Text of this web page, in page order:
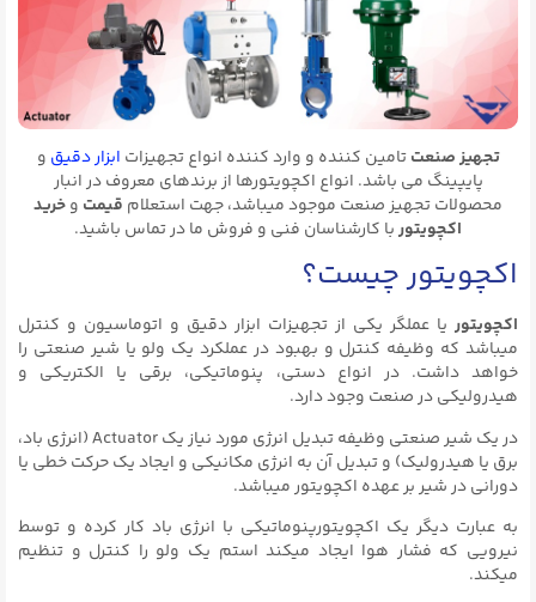
تجهیز صنعتتامین کننده و وارد کننده انواع تجهیزات ابزار دقیق و
پایپینگ می باشد. انواع اکچویتورها از برندهای معروف در انبار
محصولات تجهیز صنعت موجود میباشد، جهت استعلام قیمت وخرید
اکچویتوربا کارشناسان فنی و فروش ما در تماس باشید.
اکچویتور چیست؟
اکچویتور یا عملگر یکی از تجهیزات ابزار دقیق و اتوماسیون و کنترل
میباشد که وظیفه کنترل و بهبود در عملکرد یک ولو یا شیر صنعتی را
خواهد داشت. در انواع دستی، پنوماتیکی، برقی یا الکتریکی و
هیدرولیکی در صنعت وجود دارد.
در یک شیر صنعتی وظیفه تبدیل انرژی مورد نیاز یک Actuator (انرژی باد،
برق یا هیدرولیک) و تبدیل آن به انرژی مکانیکی و ایجاد یک حرکت خطی یا
دورانی در شیر بر عهده اکچویتور میباشد.
به عبارت دیگر یک اکچویتورپنوماتیکی با انرژی باد کار کرده و توسط
نیرویی که فشار هوا ایجاد میکند استم یک ولو را کنترل و تنظیم
میکند.